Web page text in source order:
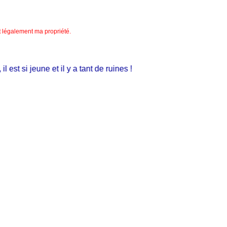
légalement ma propriété.
si jeune et il y a tant de ruines !